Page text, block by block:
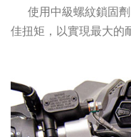
使用中級螺紋鎖固劑
佳扭矩，以實現最大的